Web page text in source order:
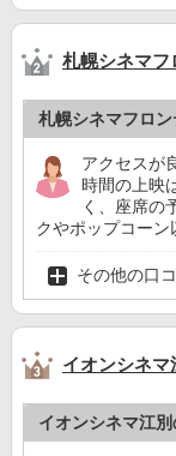
札幌シネマフ
札幌シネマフロ
アクセスが
時間の上映
く、座席の
クやポップコーン
その他の口
イオンシネマ
イオンシネマ江